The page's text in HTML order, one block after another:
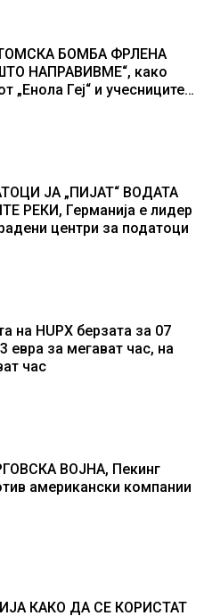
БОМБА ФРЛЕНА
НАПРАВИВМЕ“, како
„Енола Геј“ и учесниците
ЈА „ПИЈАТ“ ВОДАТА
РЕКИ, Германија е лидер
центри за податоци
на HUPX берзата за 07
евра за мегават час, на
час
ВОЈНА, Пекинг
американски компании
КАКО ДА СЕ КОРИСТАТ